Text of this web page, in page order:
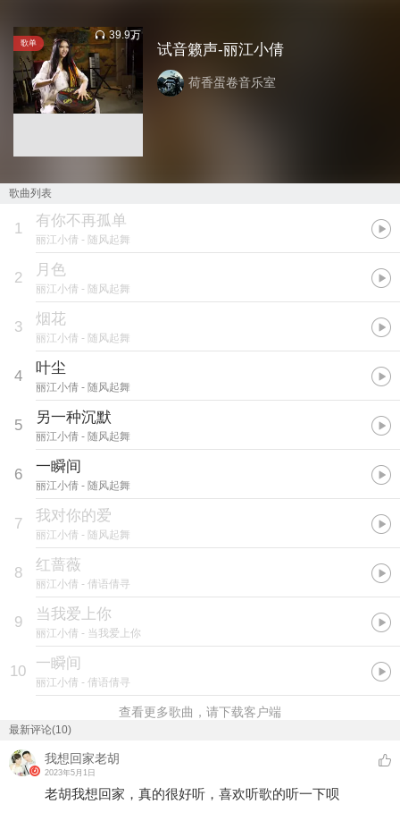
歌单
39.9万
试音籁声-丽江小倩
荷香蛋卷音乐室
歌曲列表
1 有你不再孤单
丽江小倩 - 随风起舞
2 月色
丽江小倩 - 随风起舞
3 烟花
丽江小倩 - 随风起舞
4 叶尘
丽江小倩 - 随风起舞
5 另一种沉默
丽江小倩 - 随风起舞
6 一瞬间
丽江小倩 - 随风起舞
7 我对你的爱
丽江小倩 - 随风起舞
8 红蔷薇
丽江小倩 - 倩语倩寻
9 当我爱上你
丽江小倩 - 当我爱上你
10 一瞬间
丽江小倩 - 倩语倩寻
查看更多歌曲，请下载客户端
最新评论(10)
我想回家老胡
2023年5月1日
老胡我想回家，真的很好听，喜欢听歌的听一下呗